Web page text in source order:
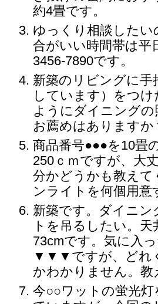
約4畳です。
ゆっくり相談した
合がいい時間帯は
3456-7890です。
新築のリビングに
しています）をつ
ようにダイニング
お薦めはありますか
商品番号●●●を10畳
250ｃｍですが、大
分かどうかも教え
ンライトを何個用
新築です。ダイニ
トを吊るしたい。
73cmです。気に入
▼▼▼ですが、どれ
かわかりません。教
今○○ワットの蛍光